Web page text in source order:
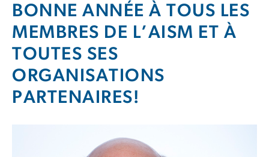
BONNE ANNÉE À TOUS LES
MEMBRES DE L’AISM ET À
TOUTES SES
ORGANISATIONS
PARTENAIRES!